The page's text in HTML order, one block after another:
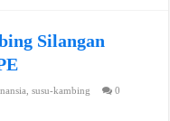
Silangan
,susu-kambing 0